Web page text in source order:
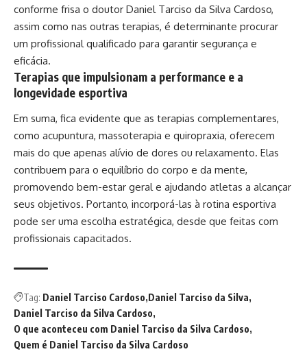
conforme frisa o doutor Daniel Tarciso da Silva Cardoso,
assim como nas outras terapias, é determinante procurar
um profissional qualificado para garantir segurança e
eficácia.
Terapias que impulsionam a performance e a
longevidade esportiva
Em suma, fica evidente que as terapias complementares,
como acupuntura, massoterapia e quiropraxia, oferecem
mais do que apenas alívio de dores ou relaxamento. Elas
contribuem para o equilíbrio do corpo e da mente,
promovendo bem-estar geral e ajudando atletas a alcançar
seus objetivos. Portanto, incorporá-las à rotina esportiva
pode ser uma escolha estratégica, desde que feitas com
profissionais capacitados.
Tag: Daniel Tarciso Cardoso Daniel Tarciso da Silva
Daniel Tarciso da Silva Cardoso
O que aconteceu com Daniel Tarciso da Silva Cardoso
Quem é Daniel Tarciso da Silva Cardoso